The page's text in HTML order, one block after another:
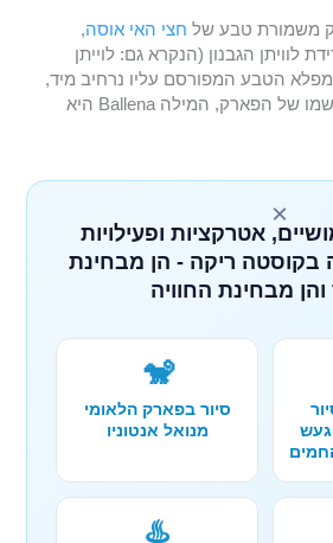
משמורת טבע של חצי האי אוסה,
לוויתן הגבנון (הנקרא גם: לוייתן
מפלא הטבע המפורסם עליו נרחיב מיד,
"זנב הלווייתן") גם מגיע שמו של הפארק, המילה Ballena היא
×
אטרקציות ופעילויות
בקוסטה ריקה - הן מבחינת
מבחינת החוויה
🐒
סיור בפארק הלאומי
מנואל אנטוניו
♨️